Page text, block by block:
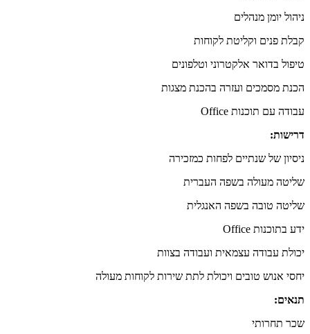
ניהול יומן מנהלים
קבלת פנים וקליטת לקוחות
טיפול בדואר אלקטרוני וטלפונים
הכנת מסמכים ועזרה בהכנת מצגות
עבודה עם תוכנות Office
דרישות:
ניסיון של שנתיים לפחות כמזכירה
שליטה מעולה בשפה העברית
שליטה טובה בשפה האנגלית
ידע בתוכנות Office
יכולת עבודה עצמאית ועבודה בצוות
יחסי אנוש טובים ויכולת לתת שירות לקוחות מעולה
תנאים:
שכר תחרותי